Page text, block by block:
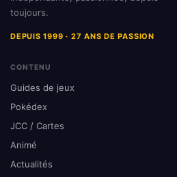
toujours.
DEPUIS 1999 · 27 ANS DE PASSION
CONTENU
Guides de jeux
Pokédex
JCC / Cartes
Animé
Actualités